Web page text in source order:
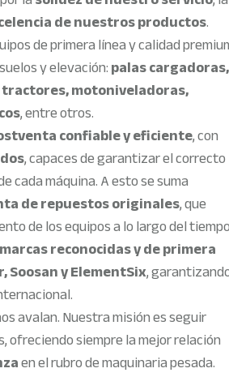
de nuestros productos.
de primera línea y calidad
y elevación:palas cargadoras,
motoniveladoras,
, entre otros.
confiable y eficiente, con
, capaces de garantizar el correcto
cada máquina. A esto se suma
de repuestos originales, que
de los equipos a lo largo del
marcas reconocidas y de primera
Soosan y ElementSix,
avalan. Nuestra misión es seguir
siempre la mejor relación
en el rubro de maquinaria pesada.